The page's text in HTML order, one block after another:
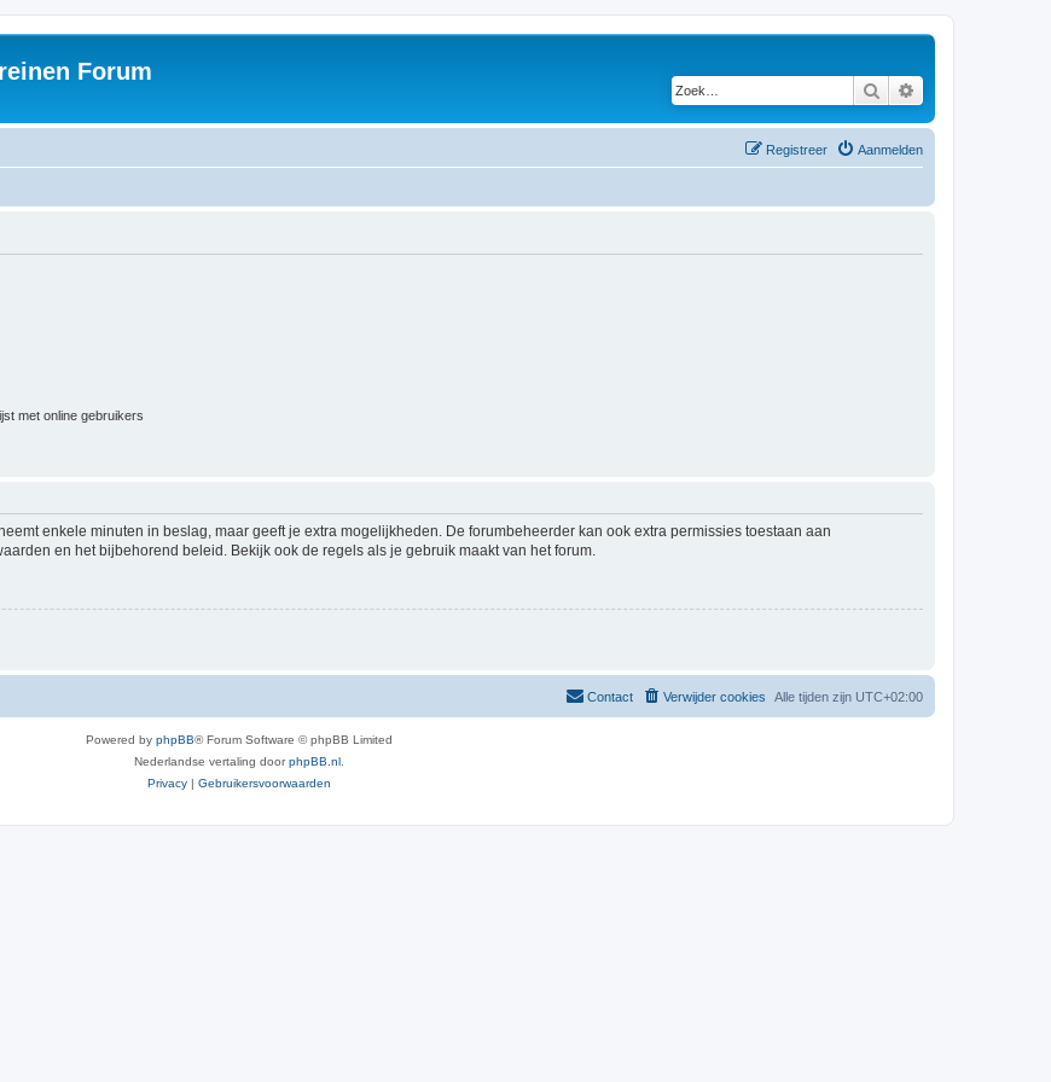
Forum
Zoek
Aanmelden
Registreer
met online gebruikers
enkele minuten in beslag, maar geeft je extra mogelijkheden. De forumbeheerder kan ook extra permissies toestaan aan
en het bijbehorend beleid. Bekijk ook de regels als je gebruik maakt van het forum.
Alle tijden zijn UTC+02:00
Verwijder cookies
Contact
Powered by phpBB® Forum Software © phpBB Limited
Nederlandse vertaling doorphpBB.nl
Privacy | Gebruikersvoorwaarden